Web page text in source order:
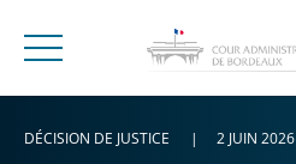
Menu
DÉCISION DE JUSTICE 2 JUIN 2026